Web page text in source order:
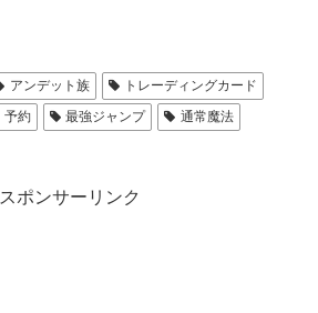
アンデット族
トレーディングカード
予約 最強ジャンプ
通常魔法
スポンサーリンク